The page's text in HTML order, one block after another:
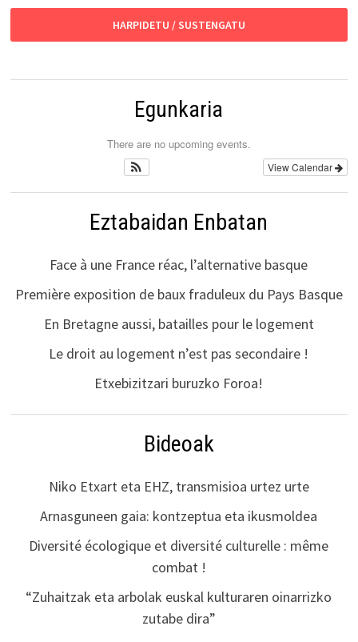
HARPIDETU / SUSTENGATU
Egunkaria
There are no upcoming events.
View Calendar
Eztabaidan Enbatan
Face à une France réac, l’alternative basque
Première exposition de baux fraduleux du Pays Basque
En Bretagne aussi, batailles pour le logement
Le droit au logement n’est pas secondaire !
Etxebizitzari buruzko Foroa!
Bideoak
Niko Etxart eta EHZ, transmisioa urtez urte
Arnasguneen gaia: kontzeptua eta ikusmoldea
Diversité écologique et diversité culturelle : même
combat !
“Zuhaitzak eta arbolak euskal kulturaren oinarrizko
zutabe dira”